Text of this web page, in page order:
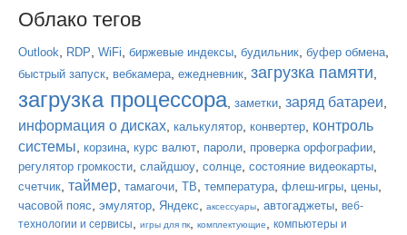
Облако тегов
Outlook RDP WiFi биржевые индексы будильник буфер обмена
быстрый запуск вебкамера ежедневник загрузка памяти
загрузка процессора, заметки заряд батареи
информация о дисках калькулятор конвертер контроль
системы корзина курс валют пароли проверка орфографии
регулятор громкости слайдшоу солнце состояние видеокарты
счетчик таймер тамагочи ТВ температура флеш-игры цены
часовой пояс эмулятор Яндекс аксессуары автогаджеты веб-
технологии и сервисы
игры для пк комплектующие
компьютеры и